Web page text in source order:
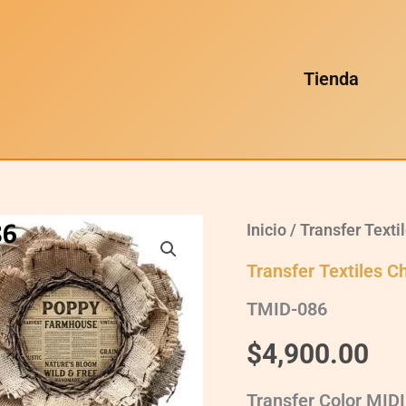
Tienda
Inicio/Transfer
Transfer Textiles
TMID-086
$4,900.00
Transfer Color
TMID-